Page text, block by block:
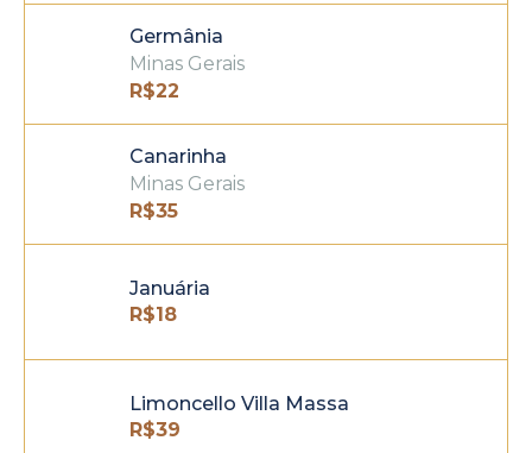
Germânia
Minas Gerais
R$22
Canarinha
Minas Gerais
R$35
Januária
R$18
Limoncello Villa Massa
R$39